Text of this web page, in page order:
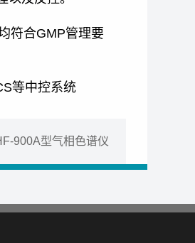
符合GMP管理要
等中控系统
900A型气相色谱仪